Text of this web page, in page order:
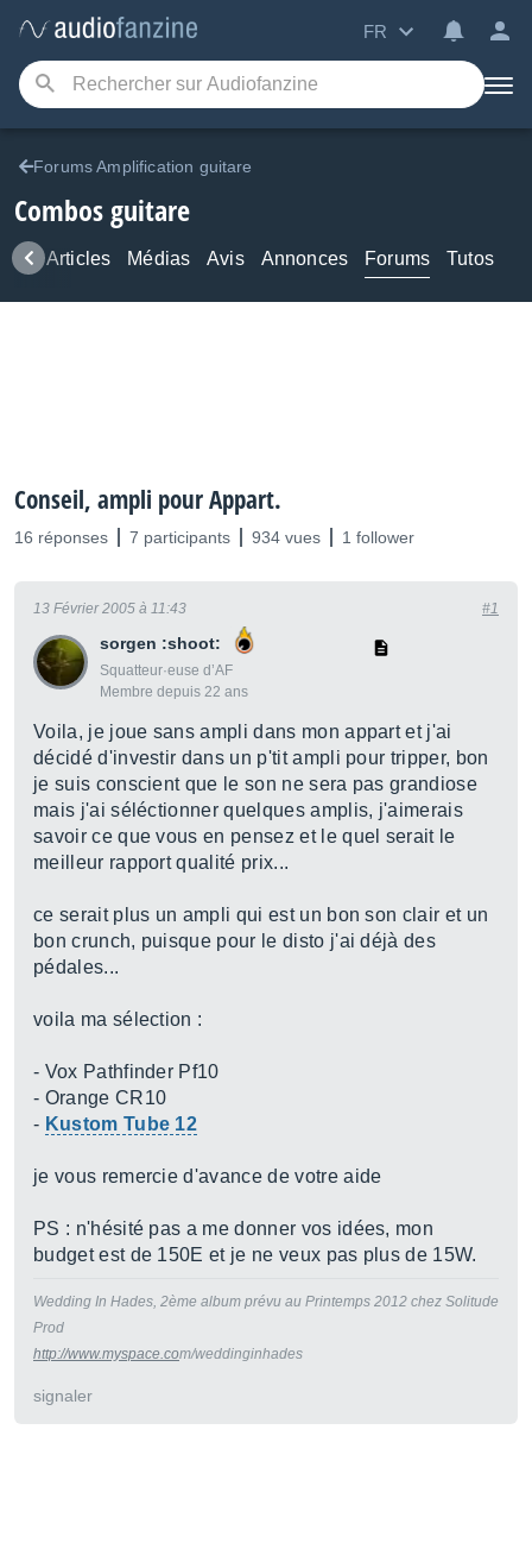
FR
Forums Amplification guitare
Combos guitare
Articles Médias Avis Annonces Forums Tutos
Conseil, ampli pour Appart.
16 réponses 7 participants 934 vues 1 follower
sorgen :shoot:
Squatteur·euse d’AF
Membre depuis 22 ans
13 Février 2005 à 11:43 #1
Voila, je joue sans ampli dans mon appart et j'ai
décidé d'investir dans un p'tit ampli pour tripper, bon
je suis conscient que le son ne sera pas grandiose
mais j'ai séléctionner quelques amplis, j'aimerais
savoir ce que vous en pensez et le quel serait le
meilleur rapport qualité prix...
ce serait plus un ampli qui est un bon son clair et un
bon crunch, puisque pour le disto j'ai déjà des
pédales...
voila ma sélection :
- Vox Pathfinder Pf10
- Orange CR10
- Kustom Tube 12
je vous remercie d'avance de votre aide
PS : n'hésité pas a me donner vos idées, mon
budget est de 150E et je ne veux pas plus de 15W.
Wedding In Hades, 2ème album prévu au Printemps 2012 chez Solitude
Prod
http://www.myspace.com/weddinginhades
signaler